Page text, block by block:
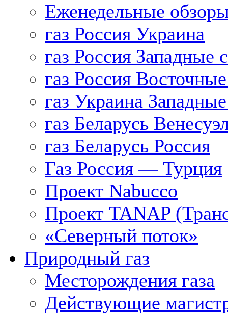
Еженедельные
газ Россия Украина
газ Россия Западные
газ Россия
газ Украина
газ Беларусь
газ Беларусь Россия
Газ Россия — Турция
Проект Nabucco
Проект TANAP
«Северный поток»
Природный газ
Месторождения газа
Действующие